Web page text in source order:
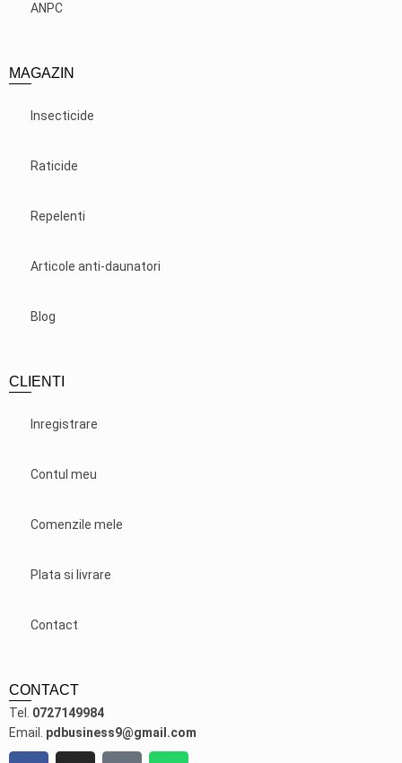
ANPC
MAGAZIN
Insecticide
Raticide
Repelenti
Articole anti-daunatori
Blog
CLIENTI
Inregistrare
Contul meu
Comenzile mele
Plata si livrare
Contact
CONTACT
Tel. 0727149984
Email. pdbusiness9@gmail.com